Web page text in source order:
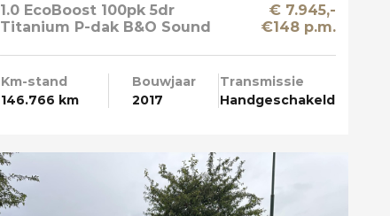
1.0 EcoBoost 100pk 5dr
Titanium P-dak B&O Sound
€ 7.945,-
€148 p.m.
Km-stand
146.766 km
Bouwjaar
2017
Transmissie
Handgeschakeld